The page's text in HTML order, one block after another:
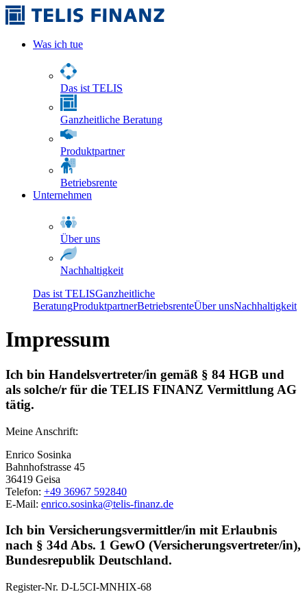
Was ich tue
Das ist TELIS
Ganzheitliche Beratung
Produktpartner
Betriebsrente
Unternehmen
Über uns
Nachhaltigkeit
Das ist TELISGanzheitliche
BeratungProduktpartnerBetriebsrenteÜber unsNachhaltigkeit
Impressum
Ich bin Handelsvertreter/in gemäß § 84 HGB und
als solche/r für die TELIS FINANZ Vermittlung AG
tätig.
Meine Anschrift:
Enrico Sosinka
Bahnhofstrasse 45
36419 Geisa
Telefon: +49 36967 592840
E-Mail: enrico.sosinka@telis-finanz.de
Ich bin Versicherungsvermittler/in mit Erlaubnis
nach § 34d Abs. 1 GewO (Versicherungsvertreter/in),
Bundesrepublik Deutschland.
Register-Nr. D-L5CI-MNHIX-68